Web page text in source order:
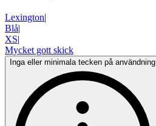
Lexington|
Blå|
XS|
Mycket gott skick
Inga eller minimala tecken på användning